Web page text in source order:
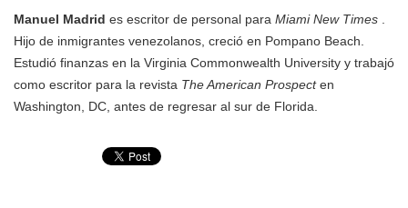
Manuel Madrid es escritor de personal para Miami New Times
Hijo de inmigrantes venezolanos, creció en Pompano Beach.
Estudió finanzas en la Virginia Commonwealth University y trabajó
como escritor para la revista The American Prospecten
Washington, DC, antes de regresar al sur de Florida.